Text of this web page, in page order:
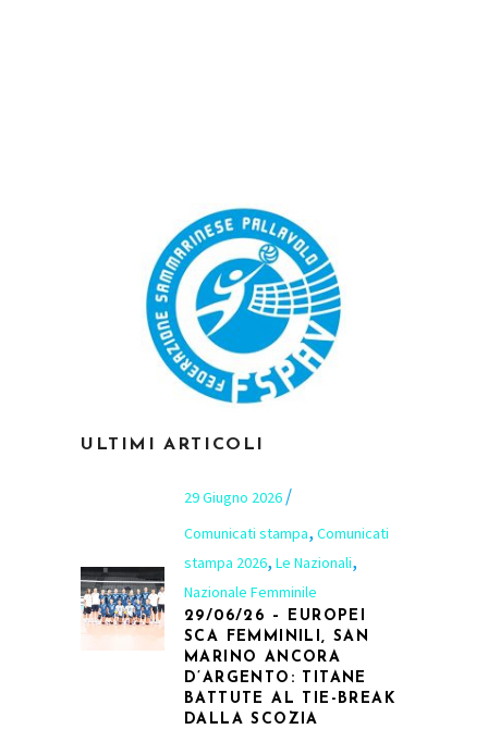
ULTIMI ARTICOLI
29 Giugno 2026
Comunicati stampa, Comunicati
stampa 2026, Le Nazionali,
Nazionale Femminile
29/06/26 – EUROPEI
SCA FEMMINILI, SAN
MARINO ANCORA
D’ARGENTO: TITANE
BATTUTE AL TIE-BREAK
DALLA SCOZIA